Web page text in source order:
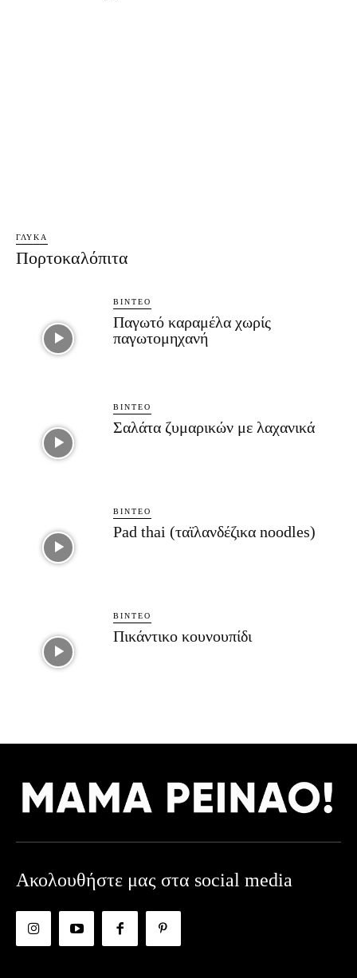
ΓΛΥΚΆ
Πορτοκαλόπιτα
ΒΊΝΤΕΟ
Παγωτό καραμέλα χωρίς
παγωτομηχανή
ΒΊΝΤΕΟ
Σαλάτα ζυμαρικών με λαχανικά
ΒΊΝΤΕΟ
Pad thai (ταϊλανδέζικα noodles)
ΒΊΝΤΕΟ
Πικάντικο κουνουπίδι
Ακολουθήστε μας στα social media